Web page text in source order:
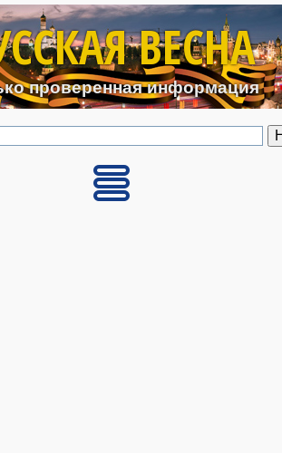
Перейти к основному
ВЕСНА
проверенная информация